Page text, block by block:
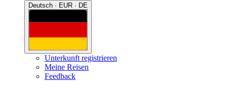
Deutsch · EUR · DE
Unterkunft registrieren
Meine Reisen
Feedback